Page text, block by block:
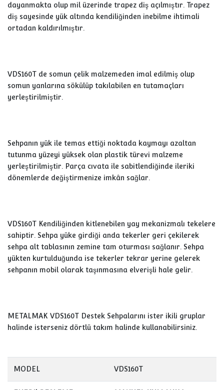
dayanmakta olup mil üzerinde trapez diş açılmıştır. Trapez
diş sayesinde yük altında kendiliğinden inebilme ihtimali
ortadan kaldırılmıştır.
VDS160T de somun çelik malzemeden imal edilmiş olup
somun yanlarına sökülüp takılabilen en tutamaçları
yerleştirilmiştir.
Sehpanın yük ile temas ettiği noktada kaymayı azaltan
tutunma yüzeyi yüksek olan plastik türevi malzeme
yerleştirilmiştir. Parça cıvata ile sabitlendiğinde ileriki
dönemlerde değiştirmenize imkân sağlar.
VDS160T Kendiliğinden kitlenebilen yay mekanizmalı tekelere
sahiptir. Sehpa yüke girdiği anda tekerler geri çekilerek
sehpa alt tablasının zemine tam oturması sağlanır. Sehpa
yükten kurtulduğunda ise tekerler tekrar yerine gelerek
sehpanın mobil olarak taşınmasına elverişli hale gelir.
METALMAK VDS160T Destek Sehpalarını ister ikili gruplar
halinde isterseniz dörtlü takım halinde kullanabilirsiniz.
MODEL VDS160T